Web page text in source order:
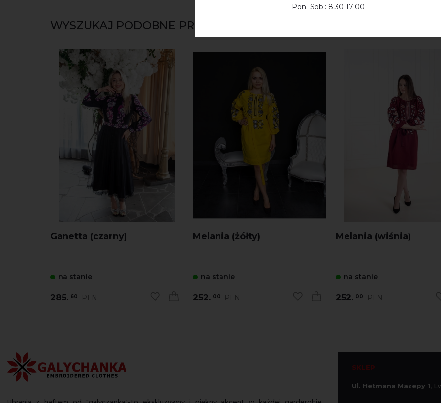
WYSZUKAJ PODOBNE PRODUKTY
Ganetta (czarny)
na stanie
285. 60 PLN
Melania (żółty)
na stanie
252. 00 PLN
Melania (wiśnia)
na stanie
252. 00 PLN
Ubrania z haftem od "galyczanka"-to ekskluzywny i piękny akcent w każdej garderobie.
SKLEP
Ul. Hetmana Mazepy 1,
Pon.-Sob.: 8:30-17:00